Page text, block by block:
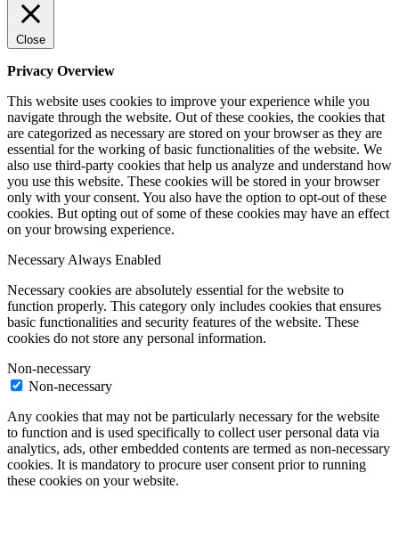
Close
Privacy Overview
This website uses cookies to improve your experience while you
navigate through the website. Out of these cookies, the cookies that
are categorized as necessary are stored on your browser as they are
essential for the working of basic functionalities of the website. We
also use third-party cookies that help us analyze and understand how
you use this website. These cookies will be stored in your browser
only with your consent. You also have the option to opt-out of these
cookies. But opting out of some of these cookies may have an effect
on your browsing experience.
Necessary Always Enabled
Necessary cookies are absolutely essential for the website to
function properly. This category only includes cookies that ensures
basic functionalities and security features of the website. These
cookies do not store any personal information.
Non-necessary
Non-necessary
Any cookies that may not be particularly necessary for the website
to function and is used specifically to collect user personal data via
analytics, ads, other embedded contents are termed as non-necessary
cookies. It is mandatory to procure user consent prior to running
these cookies on your website.